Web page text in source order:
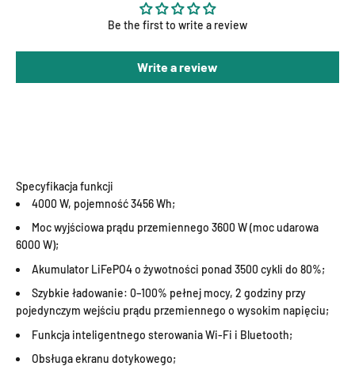
Be the first to write a review
Write a review
Specyfikacja funkcji
4000 W, pojemność 3456 Wh;
Moc wyjściowa prądu przemiennego 3600 W (moc udarowa
6000 W);
Akumulator LiFePO4 o żywotności ponad 3500 cykli do 80%;
Szybkie ładowanie: 0–100% pełnej mocy, 2 godziny przy
pojedynczym wejściu prądu przemiennego o wysokim napięciu;
Funkcja inteligentnego sterowania Wi-Fi i Bluetooth;
Obsługa ekranu dotykowego;